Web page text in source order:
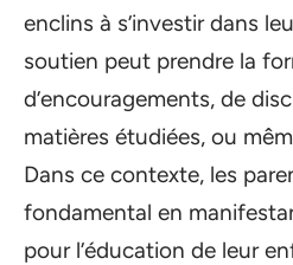
enclins à s’investir dans
soutien peut prendre la
d’encouragements, de
matières étudiées, ou
Dans ce contexte, les
fondamental en
pour l’éducation de leur